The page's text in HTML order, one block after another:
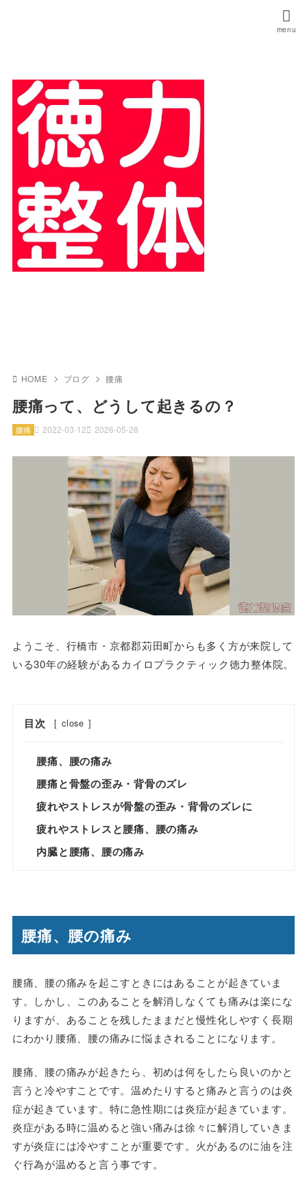
HOME ブログ 腰痛
腰痛って、どうして起きるの？
2022-03-12 2026-05-28
腰痛
ようこそ、行橋市・京都郡苅田町からも多く方が来院して
いる30年の経験があるカイロプラクティック徳力整体院。
目次 [ close ]
腰痛、腰の痛み
腰痛と骨盤の歪み・背骨のズレ
疲れやストレスが骨盤の歪み・背骨のズレに
疲れやストレスと腰痛、腰の痛み
内臓と腰痛、腰の痛み
腰痛、腰の痛み
腰痛、腰の痛みを起こすときにはあることが起きていま
す。しかし、このあることを解消しなくても痛みは楽にな
りますが、あることを残したままだと慢性化しやすく長期
にわかり腰痛、腰の痛みに悩まされることになります。
腰痛、腰の痛みが起きたら、初めは何をしたら良いのかと
言うと冷やすことです。温めたりすると痛みと言うのは炎
症が起きています。特に急性期には炎症が起きています。
炎症がある時に温めると強い痛みは徐々に解消していきま
すが炎症には冷やすことが重要です。火があるのに油を注
ぐ行為が温めると言う事です。